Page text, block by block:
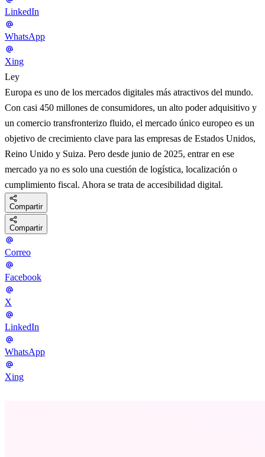
LinkedIn
WhatsApp
Xing
Ley
Europa es uno de los mercados digitales más atractivos del mundo.
Con casi 450 millones de consumidores, un alto poder adquisitivo y
un comercio transfronterizo fluido, el mercado único europeo es un
objetivo de crecimiento clave para las empresas de Estados Unidos,
Reino Unido y Suiza. Pero desde junio de 2025, entrar en ese
mercado ya no es solo una cuestión de logística, localización o
cumplimiento fiscal. Ahora se trata de accesibilidad digital.
Compartir
Compartir
Correo
Facebook
X
LinkedIn
WhatsApp
Xing